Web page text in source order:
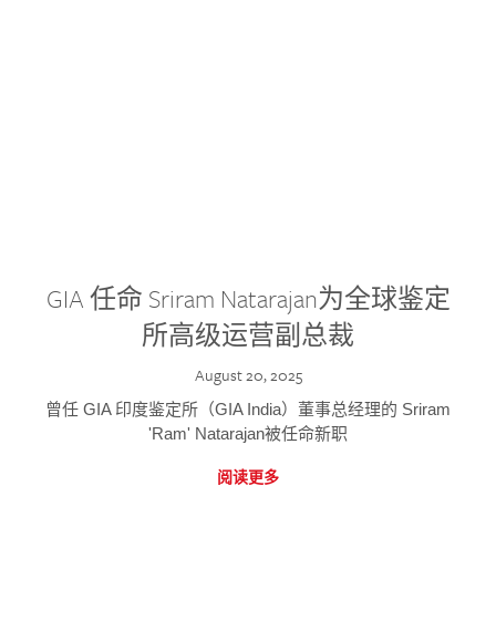
GIA 任命 Sriram Natarajan为全球鉴定
所高级运营副总裁
August 20, 2025
曾任 GIA 印度鉴定所（GIA India）董事总经理的 Sriram
'Ram' Natarajan被任命新职
阅读更多